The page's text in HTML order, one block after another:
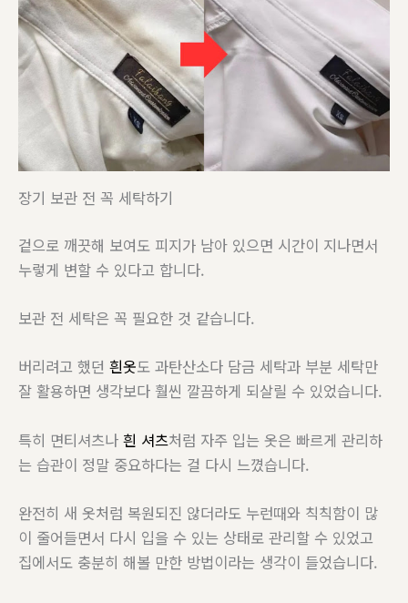
장기 보관 전 꼭 세탁하기
겉으로 깨끗해 보여도 피지가 남아 있으면 시간이 지나면서
누렇게 변할 수 있다고 합니다.
보관 전 세탁은 꼭 필요한 것 같습니다.
버리려고 했던 흰옷도 과탄산소다 담금 세탁과 부분 세탁만
잘 활용하면 생각보다 훨씬 깔끔하게 되살릴 수 있었습니다.
특히 면티셔츠나 흰 셔츠처럼 자주 입는 옷은 빠르게 관리하
는 습관이 정말 중요하다는 걸 다시 느꼈습니다.
완전히 새 옷처럼 복원되진 않더라도 누런때와 칙칙함이 많
이 줄어들면서 다시 입을 수 있는 상태로 관리할 수 있었고
집에서도 충분히 해볼 만한 방법이라는 생각이 들었습니다.